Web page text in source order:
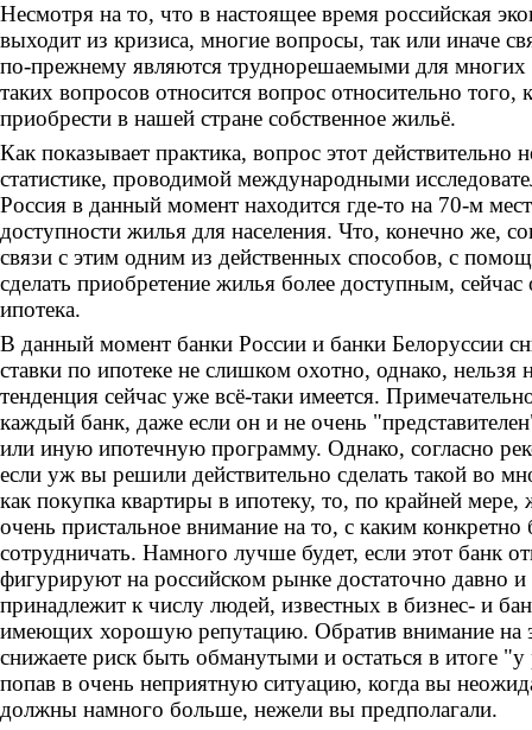
Несмотря на то, что в настоящее время российская
выходит из кризиса, многие вопросы, так или иначе
по-прежнему являются труднорешаемыми для
таких вопросов относится вопрос относительно
приобрести в нашей стране собственное жильё.
Как показывает практика, вопрос этот действительно
статистике, проводимой международными
Россия в данный момент находится где-то на 70-м
доступности жилья для населения. Что, конечно же,
связи с этим одним из действенных способов, с
сделать приобретение жилья более доступным, сейчас
ипотека.
В данный момент банки России и банки Белоруссии
ставки по ипотеке не слишком охотно, однако, нельзя
тенденция сейчас уже всё-таки имеется.
каждый банк, даже если он и не очень
или иную ипотечную программу. Однако, согласно
если уж вы решили действительно сделать такой во
как покупка квартиры в ипотеку, то, по крайней мере,
очень пристальное внимание на то, с каким конкретно
сотрудничать. Намного лучше будет, если этот банк
фигурируют на российском рынке достаточно давно и
принадлежит к числу людей, известных в бизнес- и
имеющих хорошую репутацию. Обратив внимание на
снижаете риск быть обманутыми и остаться в итоге
попав в очень неприятную ситуацию, когда вы
должны намного больше, нежели вы предполагали.